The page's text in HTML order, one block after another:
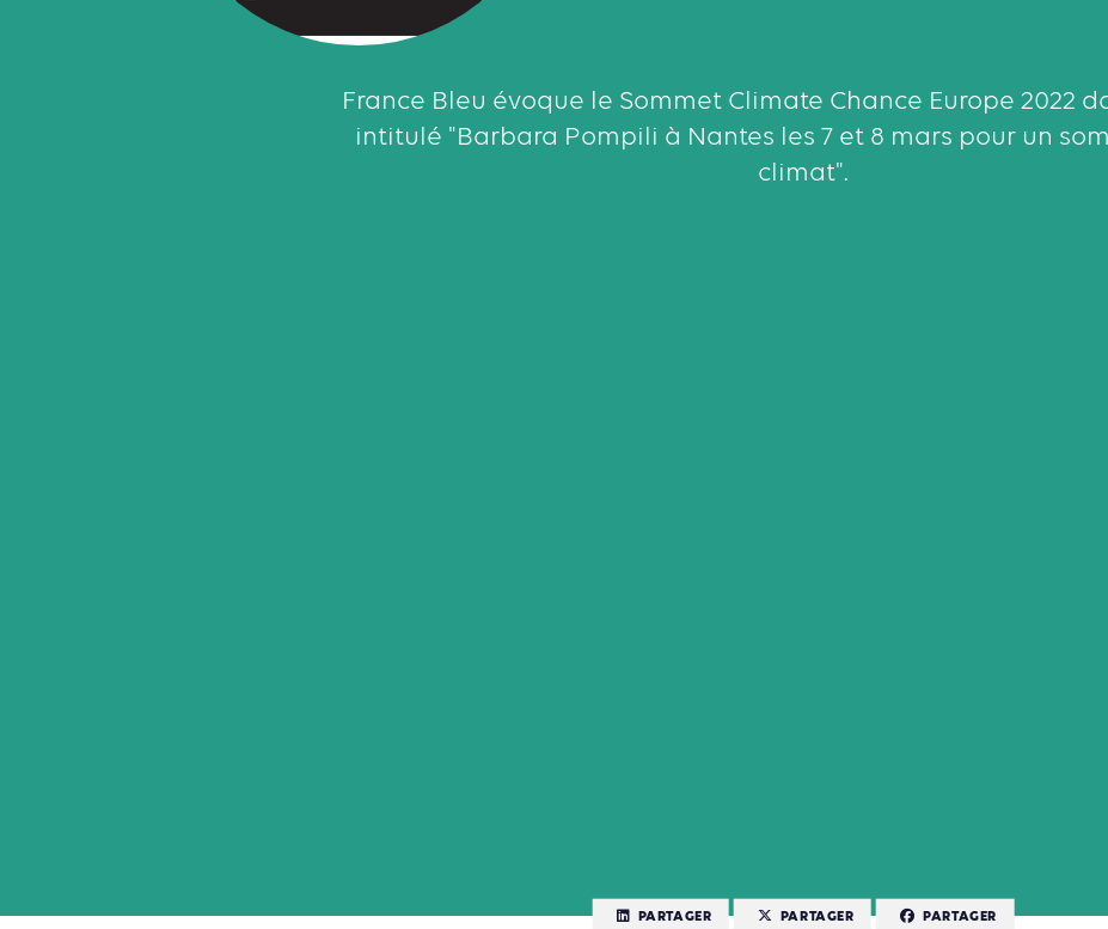
France Bleu évoque le Sommet Climate Chance Europe 2022
intitulé "Barbara Pompili à Nantes les 7 et 8 mars pour un
climat".
PARTAGER PARTAGER PARTAGER